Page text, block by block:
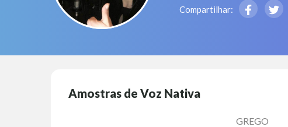
Compartilhar:
Amostras de Voz Nativa
GREGO